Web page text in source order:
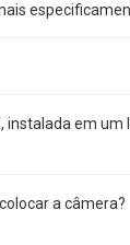
em um
a câmera?